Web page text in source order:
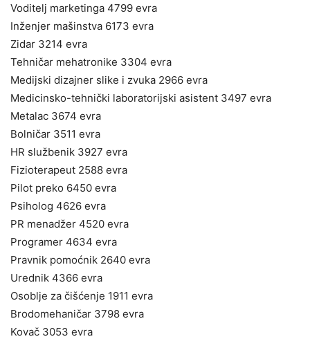
Voditelj marketinga 4799 evra
Inženjer mašinstva 6173 evra
Zidar 3214 evra
Tehničar mehatronike 3304 evra
Medijski dizajner slike i zvuka 2966 evra
Medicinsko-tehnički laboratorijski asistent 3497 evra
Metalac 3674 evra
Bolničar 3511 evra
HR službenik 3927 evra
Fizioterapeut 2588 evra
Pilot preko 6450 evra
Psiholog 4626 evra
PR menadžer 4520 evra
Programer 4634 evra
Pravnik pomoćnik 2640 evra
Urednik 4366 evra
Osoblje za čišćenje 1911 evra
Brodomehaničar 3798 evra
Kovač 3053 evra